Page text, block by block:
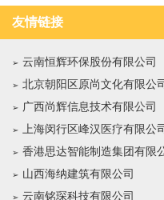
友情链接
云南恒辉环保股份有限公司
北京朝阳区原尚文化有限公司
广西尚辉信息技术有限公司
上海闵行区峰汉医疗有限公司
香港思达智能制造集团有限
山西海纳建筑有限公司
云南铭琛科技有限公司